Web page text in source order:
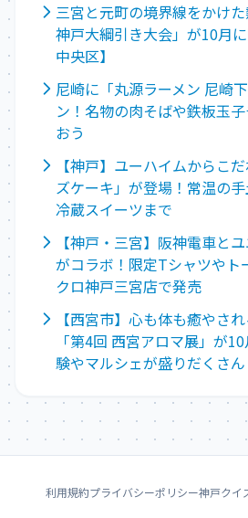
三宮と元町の境界線をかけ
神戸大綱引き大会」が10月
中央区】
尼崎に「丸源ラーメン 尼崎
ン！名物の肉そばや鉄板玉
おう
【神戸】ユーハイムからこ
ズケーキ」が登場！常温の
冷蔵スイーツまで
【神戸・三宮】阪神電車と
がコラボ！限定Tシャツやト
クロ神戸三宮店で発売
【西宮市】心も体も癒やさ
「第4回 西宮アロマ展」が
験やマルシェが盛りだくさん
利用規約プライバシーポリシー神戸クイ